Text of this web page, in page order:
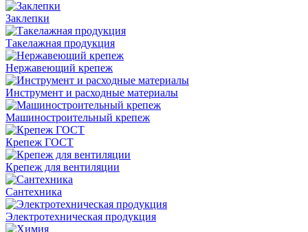
Заклепки
Такелажная продукция
Нержавеющий крепеж
Инструмент и расходные материалы
Машиностроительный крепеж
Крепеж ГОСТ
Крепеж для вентиляции
Сантехника
Электротехническая продукция